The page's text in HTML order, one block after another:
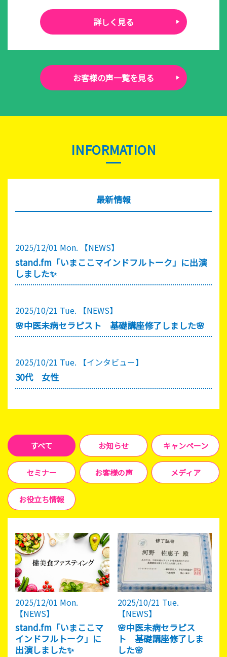
詳しく見る
お客様の声一覧を見る
INFORMATION
最新情報
2025/12/01 Mon. 【NEWS】
stand.fm「いまここマインドフルトーク」に出演
しました✨
2025/10/21 Tue. 【NEWS】
🌸中医未病セラピスト 基礎講座修了しました🌸
2025/10/21 Tue. 【インタビュー】
30代 女性
すべて お知らせ キャンペーン
セミナー お客様の声 メディア
お役立ち情報
2025/12/01 Mon.
【NEWS】
stand.fm「いまここマ
インドフルトーク」に
出演しました✨
2025/10/21 Tue.
【NEWS】
🌸中医未病セラピス
ト 基礎講座修了しま
した🌸